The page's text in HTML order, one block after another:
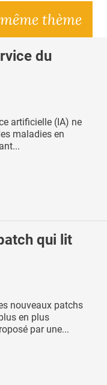
thème
du
artificielle (IA) ne
maladies en
qui lit
nouveaux patchs
en plus
par une...